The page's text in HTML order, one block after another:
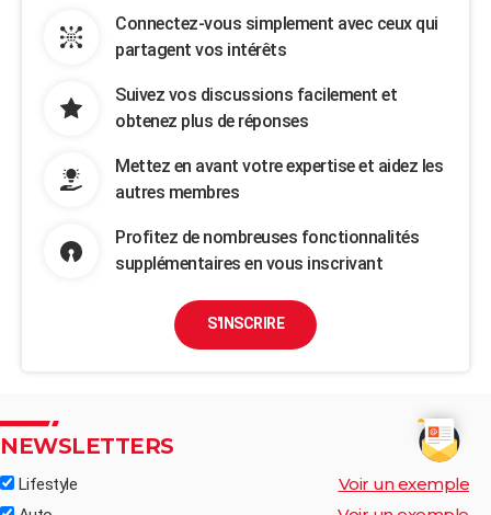
Connectez-vous simplement avec ceux qui
partagent vos intérêts
Suivez vos discussions facilement et
obtenez plus de réponses
Mettez en avant votre expertise et aidez les
autres membres
Profitez de nombreuses fonctionnalités
supplémentaires en vous inscrivant
S'INSCRIRE
NEWSLETTERS
Lifestyle Voir un exemple